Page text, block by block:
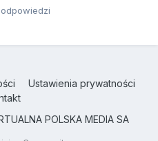
Ustawienia prywatności
POLSKA MEDIA SA